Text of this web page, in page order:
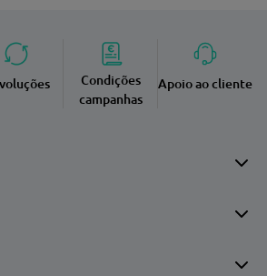
Condições
campanhas
Apoio ao cliente